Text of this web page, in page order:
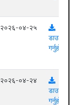
२०२६-०४-२५
डाउनलोड
गर्नुहोस्
२०२६-०४-२४
डाउनलोड
गर्नुहोस्